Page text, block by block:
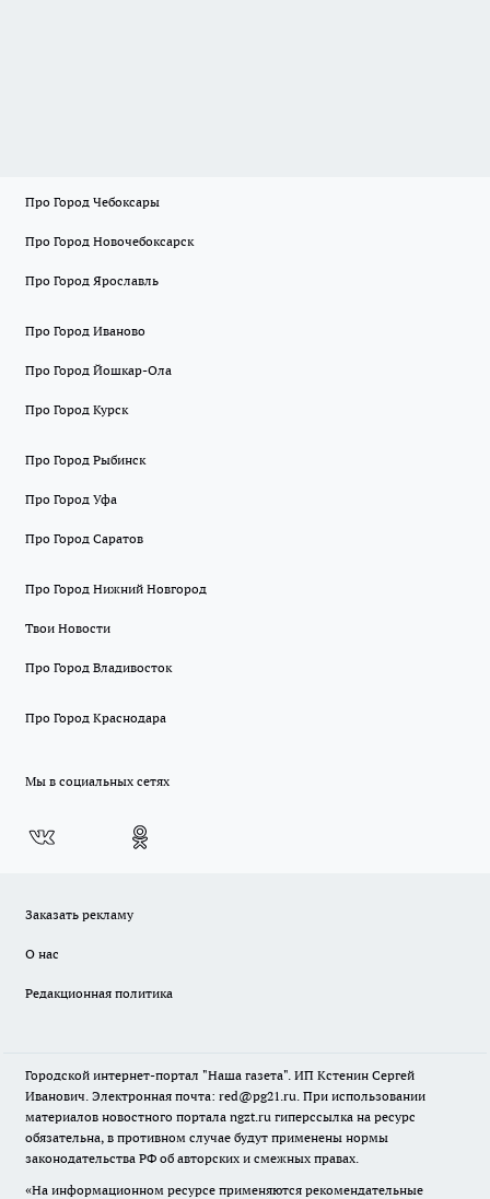
Про Город Чебоксары
Про Город Новочебоксарск
Про Город Ярославль
Про Город Иваново
Про Город Йошкар-Ола
Про Город Курск
Про Город Рыбинск
Про Город Уфа
Про Город Саратов
Про Город Нижний Новгород
Твои Новости
Про Город Владивосток
Про Город Краснодара
Мы в социальных сетях
Заказать рекламу
О нас
Редакционная политика
Городской интернет-портал "Наша газета". ИП Кстенин Сергей
Иванович. Электронная почта: red@pg21.ru. При использовании
материалов новостного портала ngzt.ru гиперссылка на ресурс
обязательна, в противном случае будут применены нормы
законодательства РФ об авторских и смежных правах.
«На информационном ресурсе применяются рекомендательные